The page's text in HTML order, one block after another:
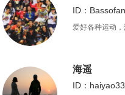
ID：
爱好各种运动
海遥
ID：